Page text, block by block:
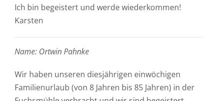
Ich bin begeistert und werde wiederkommen!
Karsten
Name: Ortwin Pahnke
Wir haben unseren diesjährigen einwöchigen
Familienurlaub (von 8 Jahren bis 85 Jahren) in der